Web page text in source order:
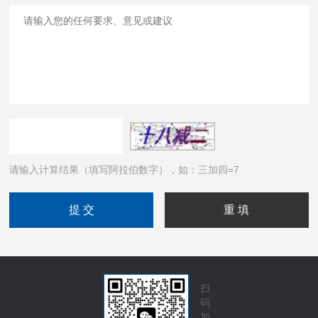
请输入计算结果（填写阿拉伯数字），如：三加四=7
扫
码